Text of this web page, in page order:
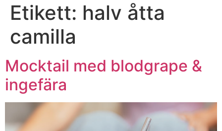
Etikett: halv åtta
camilla
Mocktail med blodgrape &
ingefära